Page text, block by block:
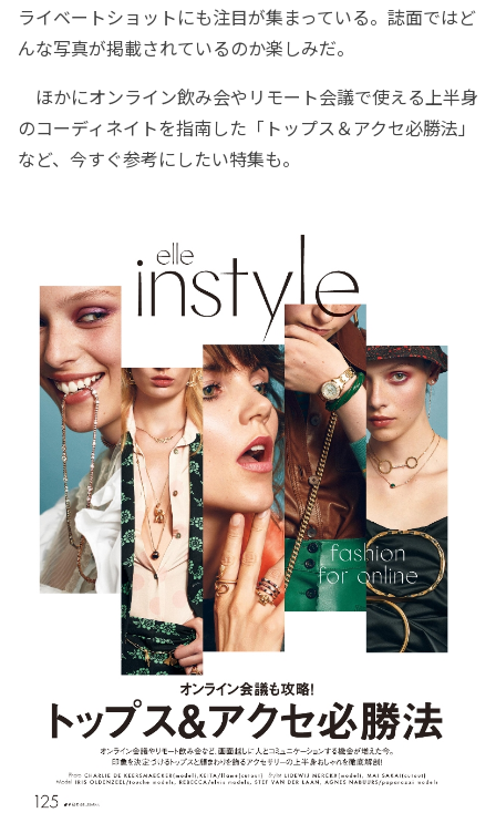
ライベートショットにも注目が集まっている。誌面ではど
んな写真が掲載されているのか楽しみだ。
ほかにオンライン飲み会やリモート会議で使える上半身
のコーディネイトを指南した「トップス＆アクセ必勝法」
など、今すぐ参考にしたい特集も。